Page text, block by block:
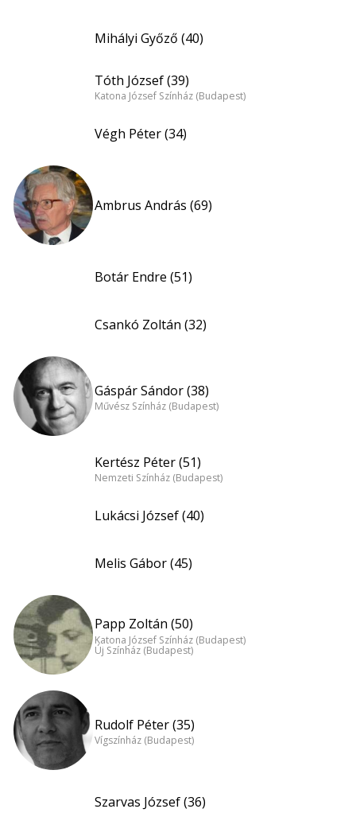
Mihályi Győző (40)
Tóth József (39)
Katona József Színház (Budapest)
Végh Péter (34)
Ambrus András (69)
Botár Endre (51)
Csankó Zoltán (32)
Gáspár Sándor (38)
Művész Színház (Budapest)
Kertész Péter (51)
Nemzeti Színház (Budapest)
Lukácsi József (40)
Melis Gábor (45)
Papp Zoltán (50)
Katona József Színház (Budapest)
Új Színház (Budapest)
Rudolf Péter (35)
Vígszínház (Budapest)
Szarvas József (36)